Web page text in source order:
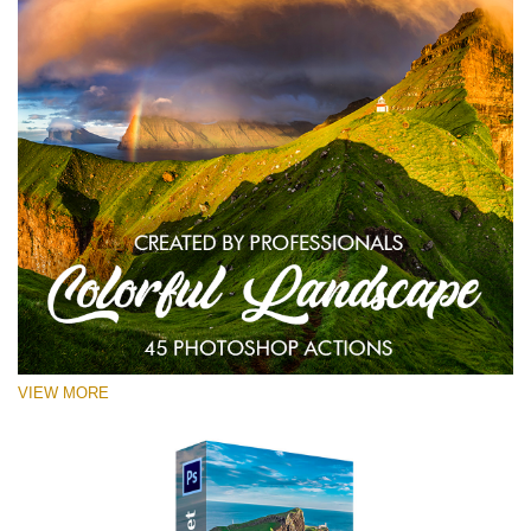
VIEW MORE